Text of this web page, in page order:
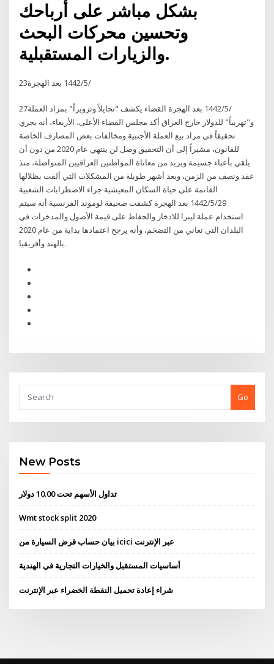
بشكل مباشر على أرباحك
وتحسين محركات البحث
والزيارات المستقبلية.
23‏‏/5‏‏/1442 بعد الهجرة
27‏‏/5‏‏/1442 بعد الهجرة القضاء يكشف "تحايلاً وتزويراً" بمزاد العملة
و"تهريباً" للدولار خارج العراق أكد مجلس القضاء الأعلى، الأربعاء، أنه يجري
تحقيقاً في مزاد بيع العملة الأجنبية ومخالفات بعض المصارف الخاصة
للقانون، مشيراً إلى أن التحقيق وصل لن ينتهي عام 2020 من دون أن
يلقي بأعباء جسيمة ويزيد من معاناة المواطنين العراقيين المتواصلة، منذ
عقد ونصف من الزمن، وبعد أشهر طويلة من المشكلات التي ألقت بظلالها
القاتمة على حياة السكان المعيشية جراء الاضطرابات الشعبية
29‏‏/5‏‏/1442 بعد الهجرة كشفت صحيفة لوموند الفرنسية أنه سيتم
استخدام عملة ليبرا للادخار والحفاظ على قيمة الأصول والمدخرات في
البلدان التي تعاني من التضخم، وأنه يرجح اعتمادها بداية من عام 2020
بالهند وأفريقيا.
Go
New Posts
تداول الأسهم تحت 10.00 دولار
Wmt stock split 2020
بيان حساب قرض السيارة من icici عبر الإنترنت
أساسيات المستقبل والخيارات التجارية في الهندية
شراء إعادة تحميل النقطة الخضراء عبر الإنترنت